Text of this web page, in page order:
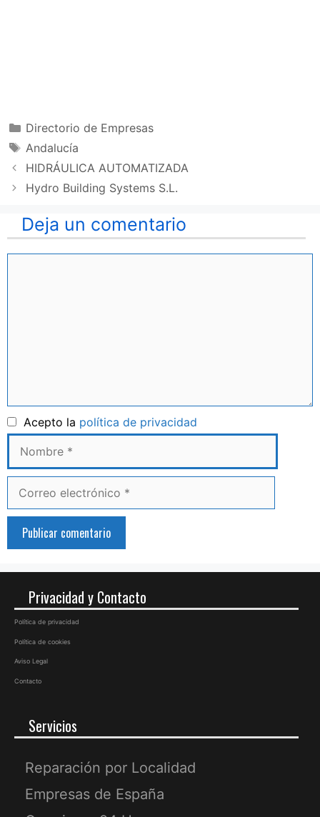
Categorías
Directorio de Empresas
Etiquetas
Andalucía
HIDRÁULICA AUTOMATIZADA
Hydro Building Systems S.L.
Deja un comentario
Acepto la política de privacidad
Privacidad y Contacto
Política de privacidad
Política de cookies
Aviso Legal
Contacto
Servicios
Reparación por Localidad
Empresas de España